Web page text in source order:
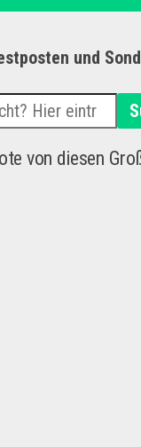
und
von diesen